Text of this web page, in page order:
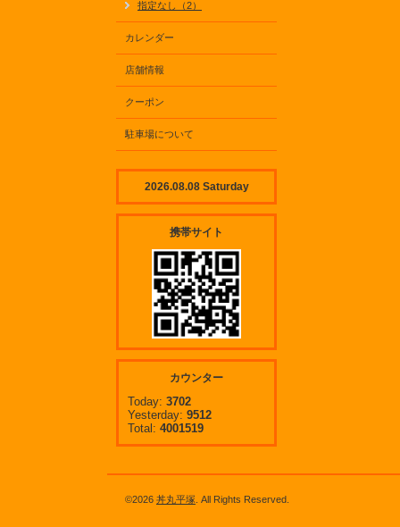
指定なし（2）
カレンダー
店舗情報
クーポン
駐車場について
2026.08.08 Saturday
携帯サイト
カウンター
Today: 3702
Yesterday: 9512
Total: 4001519
©2026 丼丸平塚 . All Rights Reserved.